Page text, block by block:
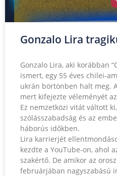
Gonzalo Lira
Gonzalo Lira, aki korábban
ismert, egy 55 éves chilei-
ukrán börtönben halt meg.
mert kifejezte véleményét
Ez nemzetközi vitát váltott
szólásszabadság és az
háborús időkben.
Lira karrierjét
kezdte a YouTube-on, ahol
szakértő. De amikor az
februárjában nagyszabású